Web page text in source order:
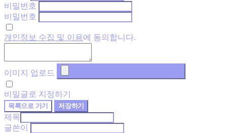
비밀번호
비밀번호
개인정보 수집 및 이용에 동의합니다.
이미지 업로드
비밀글로 지정하기
목록으로 가기 저장하기
제목
글쓴이